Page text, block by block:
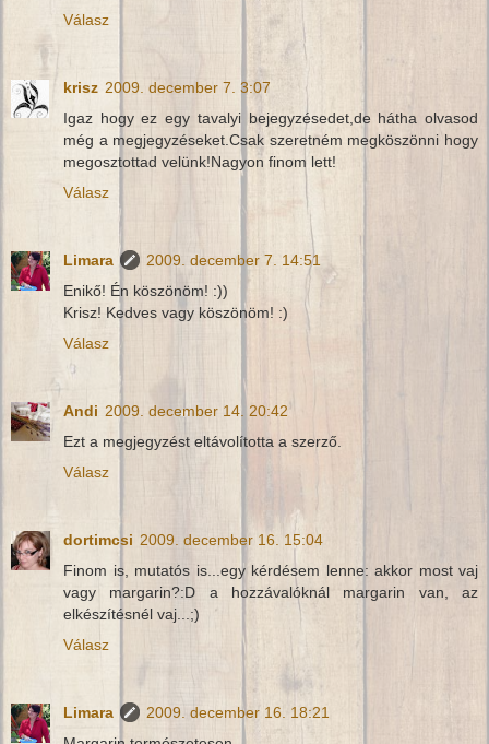
Válasz
krisz 2009. december 7. 3:07
Igaz hogy ez egy tavalyi bejegyzésedet,de hátha olvasod
még a megjegyzéseket.Csak szeretném megköszönni hogy
megosztottad velünk!Nagyon finom lett!
Válasz
Limara
2009. december 7. 14:51
Enikő! Én köszönöm! :))
Krisz! Kedves vagy köszönöm! :)
Válasz
Andi 2009. december 14. 20:42
Ezt a megjegyzést eltávolította a szerző.
Válasz
dortimcsi 2009. december 16. 15:04
Finom is, mutatós is...egy kérdésem lenne: akkor most vaj
vagy margarin?:D a hozzávalóknál margarin van, az
elkészítésnél vaj...;)
Válasz
Limara
2009. december 16. 18:21